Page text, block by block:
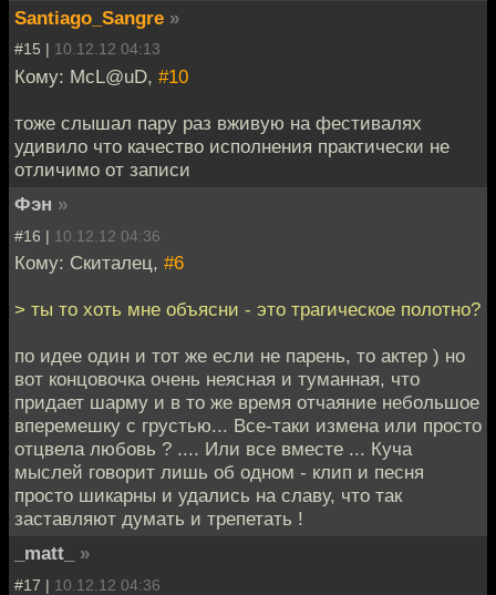
Santiago_Sangre »
#15 | 10.12.12 04:13
Кому: McL@uD, #10
тоже слышал пару раз вживую на фестивалях
удивило что качество исполнения практически не
отличимо от записи
Фэн »
#16 | 10.12.12 04:36
Кому: Скиталец, #6
> ты то хоть мне объясни - это трагическое полотно?
по идее один и тот же если не парень, то актер ) но
вот концовочка очень неясная и туманная, что
придает шарму и в то же время отчаяние небольшое
вперемешку с грустью... Все-таки измена или просто
отцвела любовь ? .... Или все вместе ... Куча
мыслей говорит лишь об одном - клип и песня
просто шикарны и удались на славу, что так
заставляют думать и трепетать !
_matt_
»
#17 | 10.12.12 04:36